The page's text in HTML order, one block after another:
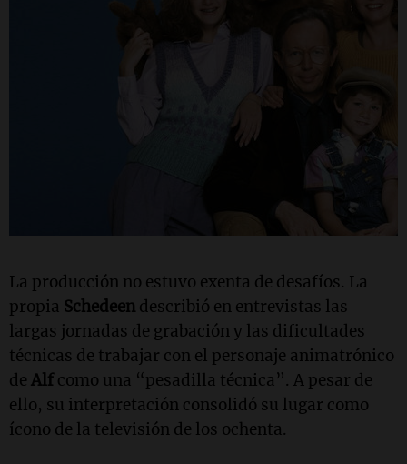
La producción no estuvo exenta de desafíos. La
propia Schedeen describió en entrevistas las
largas jornadas de grabación y las dificultades
técnicas de trabajar con el personaje animatrónico
de Alfcomo una “pesadilla técnica”. A pesar de
ello, su interpretación consolidó su lugar como
ícono de la televisión de los ochenta.